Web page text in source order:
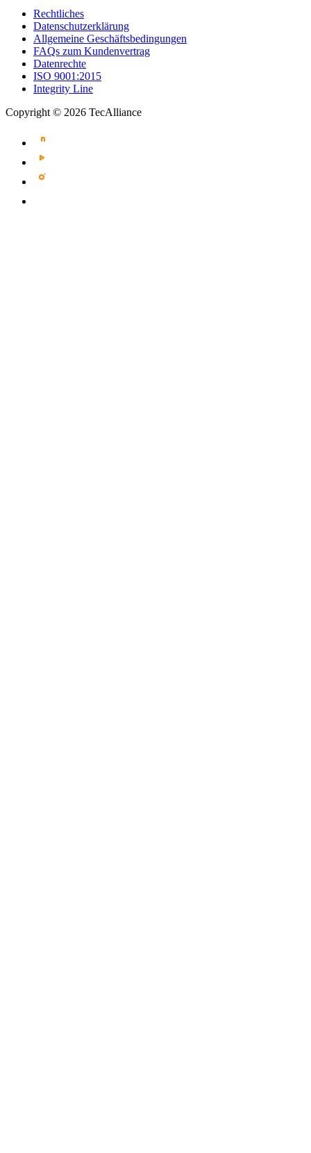
Rechtliches
Datenschutzerklärung
Allgemeine Geschäftsbedingungen
FAQs zum Kundenvertrag
Datenrechte
ISO 9001:2015
Integrity Line
Copyright © 2026 TecAlliance